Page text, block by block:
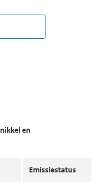
nikkel en
Emissiestatus